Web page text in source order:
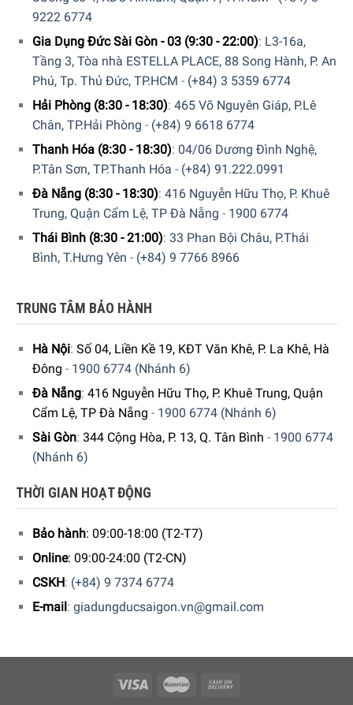
Công suất hoạt động
Bếp từ 3 vùng nấu Bosch PID675HC1E Serie 6 trang bị 17
mức công suất linh hoạt, gồm 9 mức chính và 8 mức trung
gian, cùng với chế độ PowerBoost giúp tăng công suất lên
mức tối đa khi cần làm nóng nhanh:
Ø 21 cm: 2200 W (tối đa 3700 W)
Ø 32 cm: 3300 W (tối đa 3700 W)
Vùng nấu bên phải:2 vùng riêng biệt
Phía trước – Ø 21 cm: 2500 W (tối đa 3700 W)
Phía sau – Ø 14,5 cm: 1600 W (tối đa 2200 W)
Các tính năng nổi bật của bếp từ 3 vùng nấu
Bosch PID675HC1E Serie 6 7400 W
9222 6774
Gia Dụng Đức Sài Gòn - 03 (9:30 - 22:00): L3-16a,
Tầng 3, Tòa nhà ESTELLA PLACE, 88 Song Hành, P. An
Phú, Tp. Thủ Đức, TP.HCM - (+84) 3 5359 6774
Hải Phòng (8:30 - 18:30): 465 Võ Nguyên Giáp, P.Lê
Chân, TP.Hải Phòng - (+84) 9 6618 6774
Thanh Hóa (8:30 - 18:30): 04/06 Dương Đình Nghệ,
P.Tân Sơn, TP.Thanh Hóa - (+84) 91.222.0991
Đà Nẵng (8:30 - 18:30): 416 Nguyễn Hữu Thọ, P. Khuê
Trung, Quận Cẩm Lệ, TP Đà Nẵng - 1900 6774
Thái Bình (8:30 - 21:00): 33 Phan Bội Châu, P.Thái
Bình, T.Hưng Yên - (+84) 9 7766 8966
TRUNG TÂM BẢO HÀNH
Hà Nội: Số 04, Liền Kề 19, KĐT Văn Khê, P. La Khê, Hà
Đông - 1900 6774 (Nhánh 6)
Đà Nẵng: 416 Nguyễn Hữu Thọ, P. Khuê Trung, Quận
Cẩm Lệ, TP Đà Nẵng - 1900 6774 (Nhánh 6)
Sài Gòn: 344 Cộng Hòa, P. 13, Q. Tân Bình - 1900 6774
(Nhánh 6)
THỜI GIAN HOẠT ĐỘNG
Bảo hành: 09:00-18:00 (T2-T7)
Online: 09:00-24:00 (T2-CN)
CSKH: (+84) 9 7374 6774
E-mail : giadungducsaigon.vn@gmail.com